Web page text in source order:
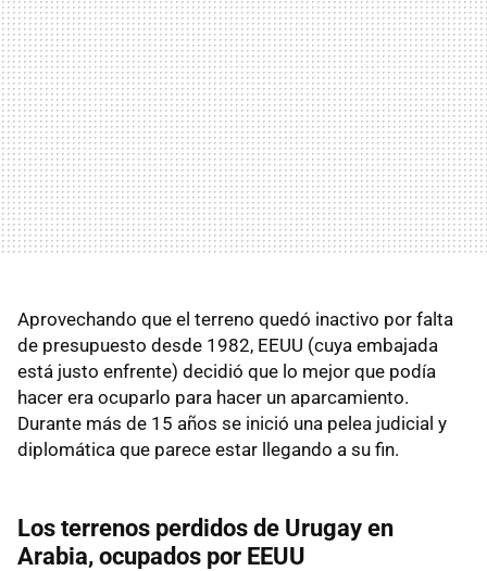
Aprovechando que el terreno quedó inactivo por falta
de presupuesto desde 1982, EEUU (cuya embajada
está justo enfrente) decidió que lo mejor que podía
hacer era ocuparlo para hacer un aparcamiento.
Durante más de 15 años se inició una pelea judicial y
diplomática que parece estar llegando a su fin.
Los terrenos perdidos de Urugay en
Arabia, ocupados por EEUU